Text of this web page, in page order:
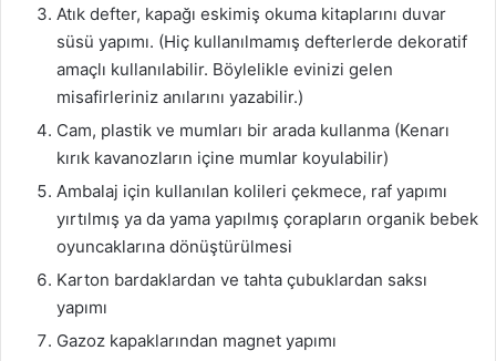
Atık defter, kapağı eskimiş okuma kitaplarını duvar
süsü yapımı. (Hiç kullanılmamış defterlerde dekoratif
amaçlı kullanılabilir. Böylelikle evinizi gelen
misafirleriniz anılarını yazabilir.)
Cam, plastik ve mumları bir arada kullanma (Kenarı
kırık kavanozların içine mumlar koyulabilir)
Ambalaj için kullanılan kolileri çekmece, raf yapımı
yırtılmış ya da yama yapılmış çorapların organik bebek
oyuncaklarına dönüştürülmesi
Karton bardaklardan ve tahta çubuklardan saksı
yapımı
Gazoz kapaklarından magnet yapımı